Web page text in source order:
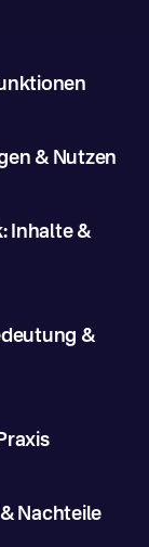
& Nutzen
Inhalte &
&
Nachteile